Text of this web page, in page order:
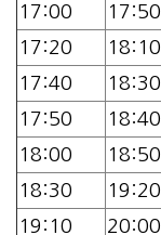
17:00
17:50
17:20
18:10
17:40
18:30
17:50
18:40
18:00
18:50
18:30
19:20
19:10
20:00